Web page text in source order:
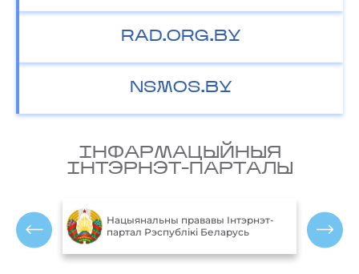
RAD.ORG.BY
NSMOS.BY
IНФАРМАЦЫЙНЫЯ
IНТЭРНЭТ-ПАРТАЛЫ
Нацыянальны прававы Інтэрнэт-
партал Рэспублікі Беларусь